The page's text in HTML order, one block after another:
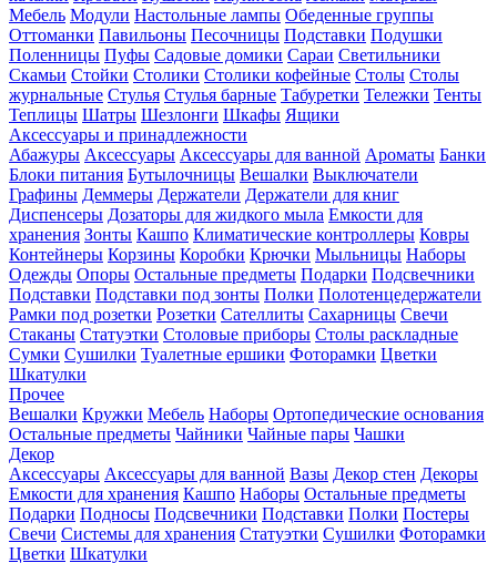
Мебель Модули Настольные лампы Обеденные группы
Оттоманки Павильоны Песочницы Подставки Подушки
Поленницы Пуфы Садовые домики Сараи Светильники
Скамьи Стойки Столики Столики кофейные Столы Столы
журнальные Стулья Стулья барные Табуретки Тележки Тенты
Теплицы Шатры Шезлонги Шкафы Ящики
Аксессуары и принадлежности
Абажуры Аксессуары Аксессуары для ванной Ароматы Банки
Блоки питания Бутылочницы Вешалки Выключатели
Графины Деммеры Держатели Держатели для книг
Диспенсеры Дозаторы для жидкого мыла Емкости для
хранения Зонты Кашпо Климатические контроллеры Ковры
Контейнеры Корзины Коробки Крючки Мыльницы Наборы
Одежды Опоры Остальные предметы Подарки Подсвечники
Подставки Подставки под зонты Полки Полотенцедержатели
Рамки под розетки Розетки Сателлиты Сахарницы Свечи
Стаканы Статуэтки Столовые приборы Столы раскладные
Сумки Сушилки Туалетные ершики Фоторамки Цветки
Шкатулки
Прочее
Вешалки Кружки Мебель Наборы Ортопедические основания
Остальные предметы Чайники Чайные пары Чашки
Декор
Аксессуары Аксессуары для ванной Вазы Декор стен Декоры
Емкости для хранения Кашпо Наборы Остальные предметы
Подарки Подносы Подсвечники Подставки Полки Постеры
Свечи Системы для хранения Статуэтки Сушилки Фоторамки
Цветки Шкатулки